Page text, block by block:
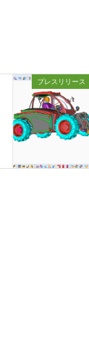
プレスリリース